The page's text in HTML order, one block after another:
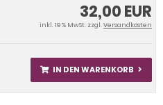
32,00 EUR
inkl. 19 % MwSt. zzgl.Versandkosten
IN DEN WARENKORB